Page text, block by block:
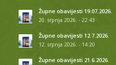
Župne obavijesti 19.07.2026.
20. srpnja 2026. - 22:43
Župne obavijesti 12.7.2026.
12. srpnja 2026. - 14:20
Župne obavijesti 21.6.2026.